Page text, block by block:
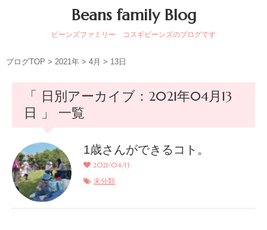
Beans family Blog
ビーンズファミリー コスギビーンズのブログです
ブログTOP > 2021年 > 4月 > 13日
「 日別アーカイブ：2021年04月13
日 」 一覧
1歳さんができるコト。
2021/04/13
未分類